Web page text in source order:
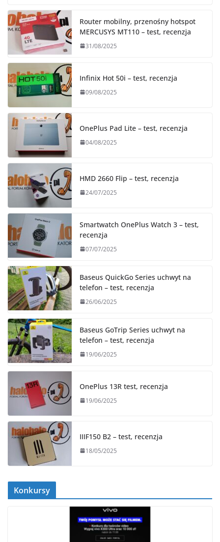
Router mobilny, przenośny hotspot
MERCUSYS MT110 – test, recenzja
31/08/2025
Infinix Hot 50i – test, recenzja
09/08/2025
OnePlus Pad Lite – test, recenzja
04/08/2025
HMD 2660 Flip – test, recenzja
24/07/2025
Smartwatch OnePlus Watch 3 – test,
recenzja
07/07/2025
Baseus QuickGo Series uchwyt na
telefon – test, recenzja
26/06/2025
Baseus GoTrip Series uchwyt na
telefon – test, recenzja
19/06/2025
OnePlus 13R test, recenzja
19/06/2025
IIIF150 B2 – test, recenzja
18/05/2025
Konkursy